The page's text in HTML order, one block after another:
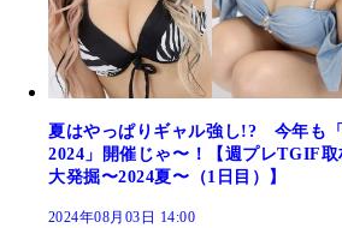
夏はやっぱりギャル強し!? 今年も
2024」開催じゃ〜！【週プレTGIF
大発掘〜2024夏〜（1日目）】
2024年08月03日 14:00